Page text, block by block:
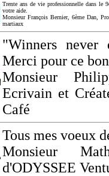
Trente ans de vie professionnelle dans le
votre aide.
Monsieur François Bernier, 6ème Dan,
martiaux
"Winners
Merci pour ce
Monsieur
Ecrivain et
Café
Tous mes voeux
Monsieur
d'ODYSSEE